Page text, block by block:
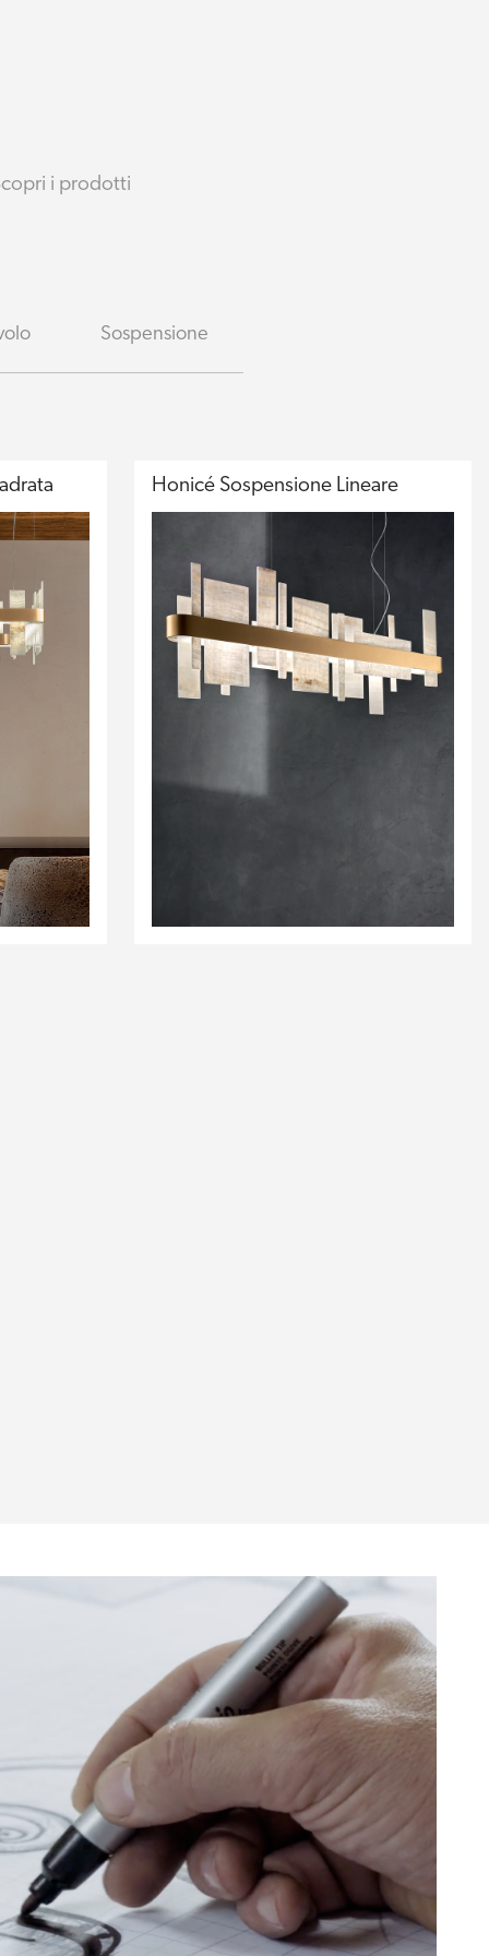
i prodotti
Sospensione
Honicé Sospensione Lineare